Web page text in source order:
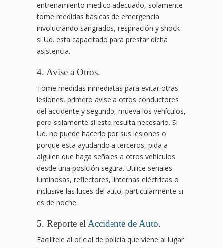
entrenamiento medico adecuado, solamente
tome medidas básicas de emergencia
involucrando sangrados, respiración y shock
si Ud. esta capacitado para prestar dicha
asistencia.
4. Avise a Otros.
Tome medidas inmediatas para evitar otras
lesiones, primero avise a otros conductores
del accidente y segundo, mueva los vehículos,
pero solamente si esto resulta necesario. Si
Ud. no puede hacerlo por sus lesiones o
porque esta ayudando a terceros, pida a
alguien que haga señales a otros vehículos
desde una posición segura. Utilice señales
luminosas, reflectores, linternas eléctricas o
inclusive las luces del auto, particularmente si
es de noche.
5. Reporte el Accidente de Auto.
Facilítele al oficial de policía que viene al lugar